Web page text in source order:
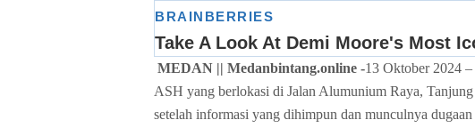
MEDAN || Medanbintang.online -13 Oktober 2024
ASH yang berlokasi di Jalan Alumunium Raya,
setelah informasi yang dihimpun dan munculnya